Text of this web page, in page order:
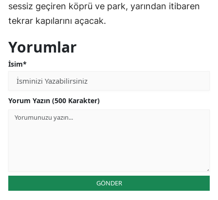
sessiz geçiren köprü ve park, yarından itibaren
tekrar kapılarını açacak.
Yorumlar
İsim*
Yorum Yazın (500 Karakter)
GÖNDER